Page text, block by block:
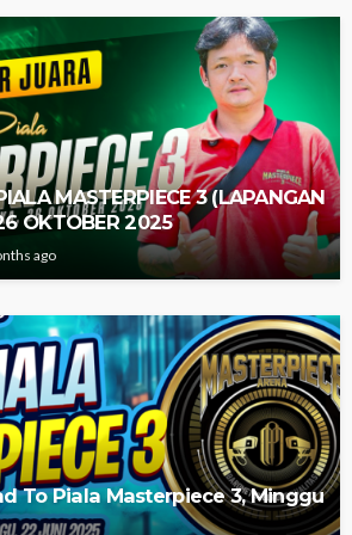
MASTERPIECE 3 (LAPANGAN
OKTOBER 2025
ago
To Piala Masterpiece 3, Minggu